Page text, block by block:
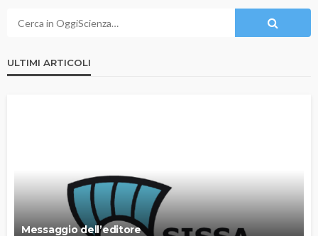
ULTIMI ARTICOLI
Messaggio dell’editore